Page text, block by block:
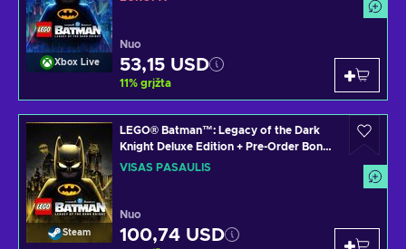
Xbox Live
Nuo
53,15 USD
11% grįžta
Steam
LEGO® Batman™: Legacy of the Dark
Knight Deluxe Edition + Pre-Order Bonus
Steam Key (PC) GLOBAL
VISAS PASAULIS
Nuo
100,74 USD